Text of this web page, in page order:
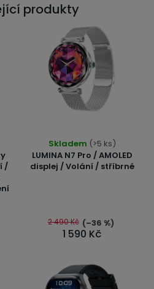
produkty
/
LUMINA N7 Pro / AMOLED
displej / Volání / stříbrné
hodnocení
produktu
5
hvězdiček.
Skladem (>5 ks)
1 590 Kč
2 490 Kč (–36 %)